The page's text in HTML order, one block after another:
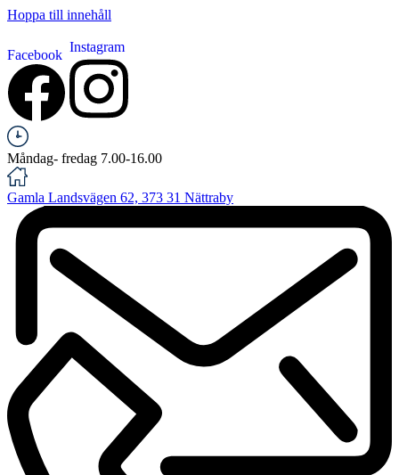
Hoppa till innehåll
Facebook
Instagram
Måndag- fredag 7.00-16.00
Gamla Landsvägen 62, 373 31 Nättraby